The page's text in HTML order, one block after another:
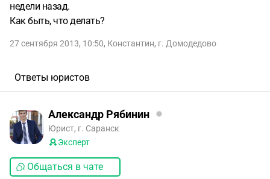
недели назад.
Как быть, что делать?
27 сентября 2013, 10:50, Константин, г. Домодедово
Ответы юристов
Александр Рябинин
Юрист, г. Саранск
Эксперт
Общаться в чате